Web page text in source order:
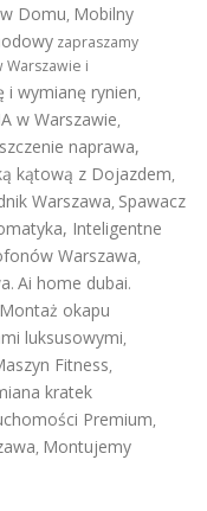
Domu, Mobilny
zapraszamy
Warszawie i
i wymianę rynien,
w Warszawie,
naprawa,
kątową z Dojazdem,
Warszawa, Spawacz
Inteligentne
Warszawa,
. Ai home dubai.
Montaż okapu
luksusowymi,
Fitness,
kratek
Premium,
, Montujemy